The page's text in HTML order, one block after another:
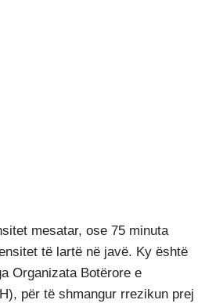
mesatar, ose 75 minuta
të lartë në javë. Ky është
Organizata Botërore e
për të shmangur rrezikun prej